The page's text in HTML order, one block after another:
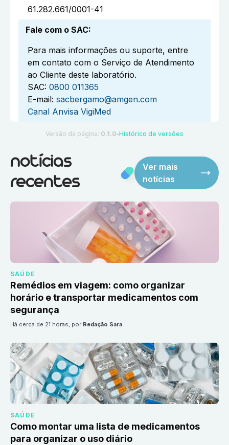
61.282.661/0001-41
Fale com o SAC:
Para mais informações ou suporte, entre
em contato com o Serviço de Atendimento
ao Cliente deste laboratório.
SAC: 0800 011365
E-mail: sacbergamo@amgen.com
Canal Anvisa VigiMed
Versão da página: 0.1.0 ●Histórico de versões
notícias
recentes
Ver mais
notícias
SAÚDE
Remédios em viagem: como organizar
horário e transportar medicamentos com
segurança
há cerca de 21 horas, por Redação Sara
SAÚDE
Como montar uma lista de medicamentos
para organizar o uso diário